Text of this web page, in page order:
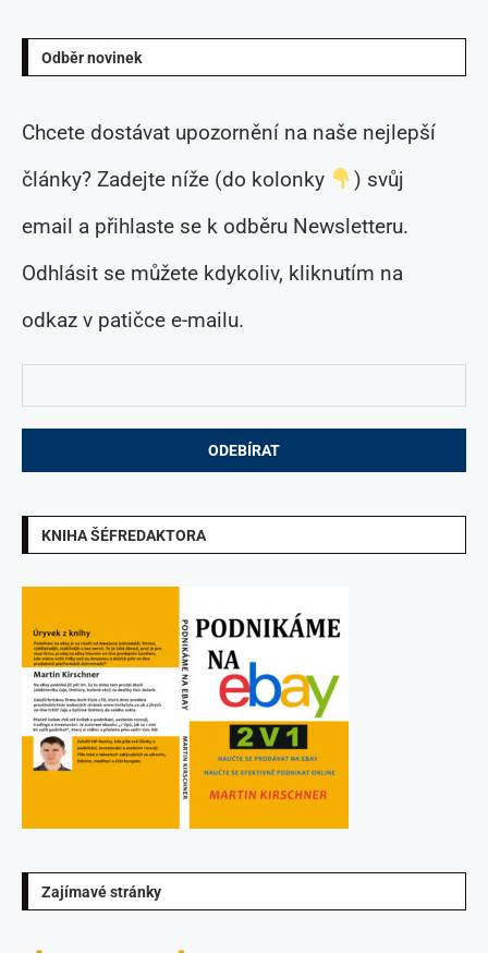
Odběr novinek
Chcete dostávat upozornění na naše nejlepší
články? Zadejte níže (do kolonky
) svůj
email a přihlaste se k odběru Newsletteru.
Odhlásit se můžete kdykoliv, kliknutím na
odkaz v patičce e-mailu.
KNIHA ŠÉFREDAKTORA
Zajímavé stránky